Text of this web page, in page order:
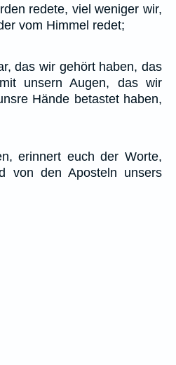
redete, viel weniger wir,
vom Himmel redet;
das wir gehört haben, das
unsern Augen, das wir
Hände betastet haben,
erinnert euch der Worte,
von den Aposteln unsers